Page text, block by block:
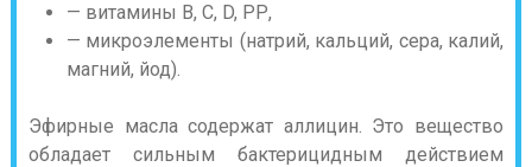
— витамины В, С, D, РР,
— микроэлементы (натрий, кальций, сера, калий,
магний, йод).
Эфирные масла содержат аллицин. Это вещество
обладает сильным бактерицидным действием